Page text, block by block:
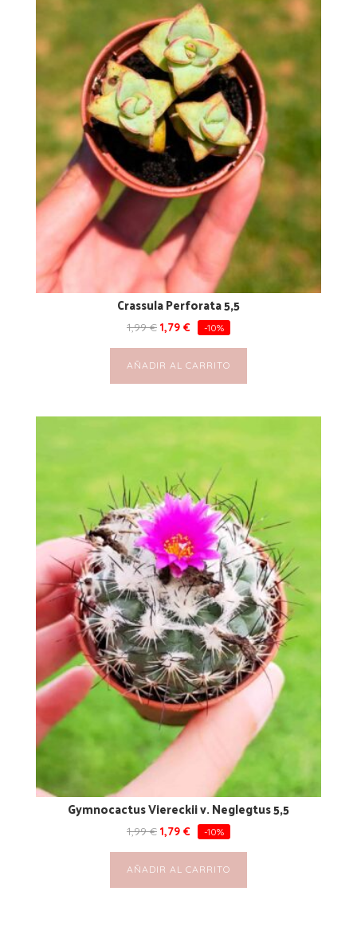
Crassula Perforata 5,5
1,99€ 1,79 € -10%
AÑADIR AL CARRITO
Gymnocactus Viereckii v. Neglegtus 5,5
1,99€ 1,79 € -10%
AÑADIR AL CARRITO